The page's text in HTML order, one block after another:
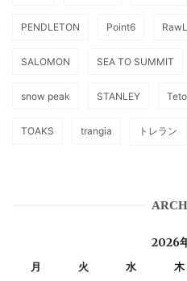
PENDLETON Point6
SALOMON SEA TO SUMMIT
snow peak STANLEY
TOAKS trangia トレラン
2026
月 火 水 木